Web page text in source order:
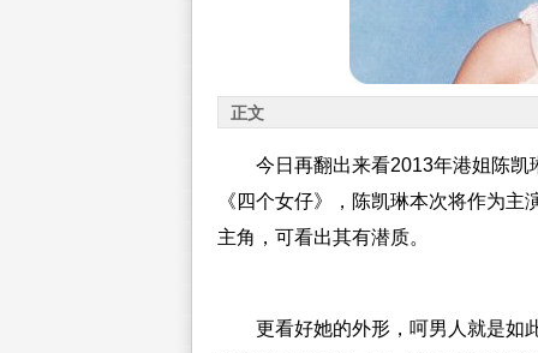
正文
今日再翻出来看2013年港姐陈
《四个女仔》， 陈凯琳本次将作为主
主角，可看出其有潜质。
更看好她的外形，呵男人就是如